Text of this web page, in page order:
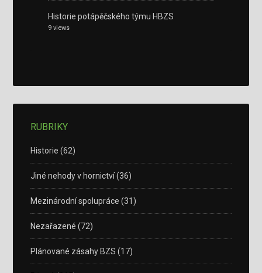
Historie potápěčského týmu HBZS
9 views
RUBRIKY
Historie (62)
Jiné nehody v hornictví(36)
Mezinárodní spolupráce (31)
Nezařazené (72)
Plánované zásahy BZS (17)